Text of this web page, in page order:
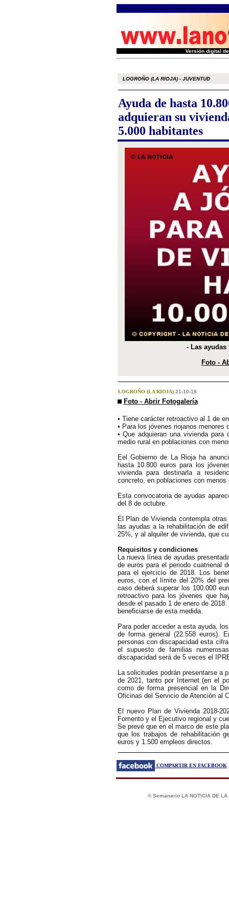
Versión digital
LOGROÑO (LA RIOJA) - JUVENTUD
Ayuda de hasta
adquieran su
5.000 habitantes
- Las ayudas
Foto -
LOGROÑO (LA RIOJA) 21-10-18
Foto - Abrir Fotogalería
• Tiene carácter retroactivo al 1 de
• Para los jóvenes riojanos menores
• Que adquieran una vivienda
medio rural en poblaciones con
Eel Gobierno de La Rioja ha
hasta 10.800 euros para los
vivienda para destinarla a
concreto, en poblaciones con menos
Esta convocatoria de ayudas
del 8 de octubre.
El Plan de Vivienda contempla
las ayudas a la rehabilitación de
25%, y al alquiler de vivienda, que
Requisitos y condiciones
La nueva línea de ayudas
de euros para el periodo cuatrienal
para el ejercicio de 2018. Los
euros, con el límite del 20% del
caso deberá superar los 100.000
retroactivo para los jóvenes que
desde el pasado 1 de enero de
beneficiarse de esta medida.
Para poder acceder a esta ayuda,
de forma general (22.558 euros).
personas con discapacidad esta
el supuesto de familias
discapacidad será de 5 veces el
La solicitudes podrán presentarse a
de 2021, tanto por Internet (en el
como de forma presencial en la
Oficinas del Servicio de Atención al
El nuevo Plan de Vivienda 2018-
Fomento y el Ejecutivo regional y
Se prevé que en el marco de este
que los trabajos de rehabilitación
euros y 1.500 empleos directos.
COMPARTIR EN FACEBOOK
© Semanario LA NOTICIA DE LA